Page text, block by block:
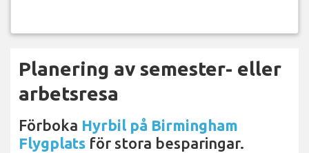
Planering av semester- eller
arbetsresa
Förboka Hyrbil på Birmingham
Flygplats för stora besparingar.